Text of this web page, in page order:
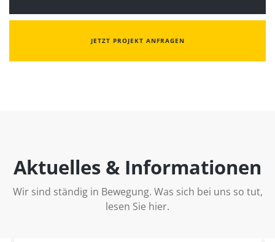
JETZT PROJEKT ANFRAGEN
Aktuelles & Informationen
Wir sind ständig in Bewegung. Was sich bei uns so tut,
lesen Sie hier.